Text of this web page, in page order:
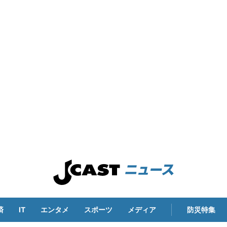
IT エンタメ スポーツ メディア 防災特集